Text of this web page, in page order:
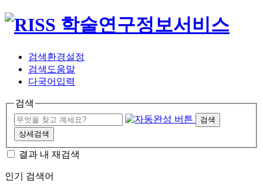
검색환경설정
검색도움말
다국어입력
검색
검색
상세검색
결과 내 재검색
인기 검색어